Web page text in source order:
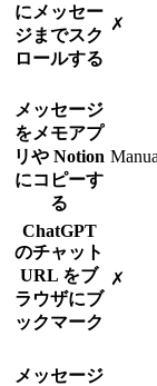
にメッセー
ジまでスク
ロールする
✗
メッセージ
をメモアプ
リや Notion
にコピーす
る
ChatGPT
のチャット
URL をブ
ラウザにブ
ックマーク
✗
メッセージ